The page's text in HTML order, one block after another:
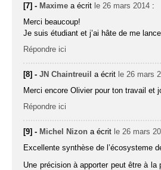
[7] - Maxime a écrit le 26 mars 2014 :
Merci beaucoup!
Je suis étudiant et j’ai hâte de me
Répondre ici
[8] -JN Chaintreuil a écrit le 26 mars
Merci encore Olivier pour ton travail et
Répondre ici
[9] - Michel Nizon a écrit le 26 mars
Excellente synthèse de l’écosysteme
Une précision à apporter peut être à la